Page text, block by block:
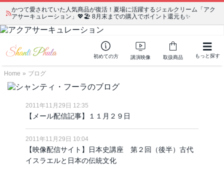
かつて愛されていた人気商品が復活！夏場に活躍するジェルクリーム「アク
アサーキュレーション」💖🏖️ 8月末までの購入でポイント還元も✨
初めての方 講演映像 取扱商品 もっと探す
Home » ブログ
2011年11月29日 12:35
【メール配信記事】１１月２９日
2011年11月29日 10:04
【映像配信サイト】日本史講座 第２回（後半）古代
イスラエルと日本の伝統文化